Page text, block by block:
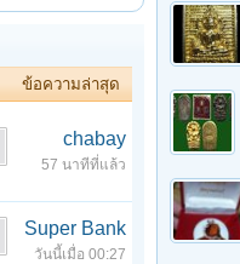
ข้อความล่าสุด
chabay
57 นาทีที่แล้ว
Super Bank
วันนี้เมื่อ 00:27